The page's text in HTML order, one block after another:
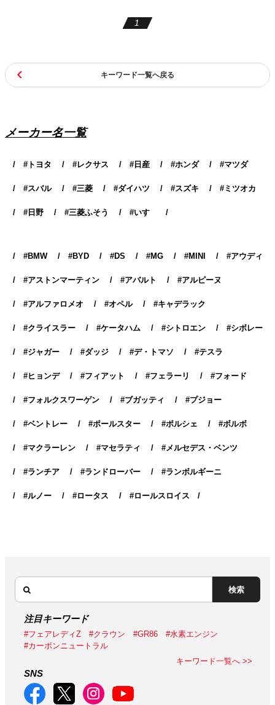
1
キーワード一覧へ戻る
メーカー名一覧
トヨタ レクサス 日産 ホンダ マツダ
スバル 三菱 ダイハツ スズキ ミツオカ
日野 三菱ふそう いすゞ
BMW BYD DS MG MINI アウディ
アストンマーティン アバルト アルピーヌ
アルファロメオ オペル キャデラック
クライスラー ケータハム シトロエン シボレー
ジャガー ダッジ デ・トマソ テスラ
ヒョンデ フィアット フェラーリ フォード
フォルクスワーゲン ブガッティ プジョー
ベントレー ポールスター ポルシェ ボルボ
マクラーレン マセラティ メルセデス・ベンツ
ランチア ランドローバー ランボルギーニ
ルノー ロータス ロールスロイス
検索
注目キーワード
#フェアレディZ #クラウン #GR86
#水素エンジン
#カーボンニュートラル
キーワード一覧へ >>
SNS